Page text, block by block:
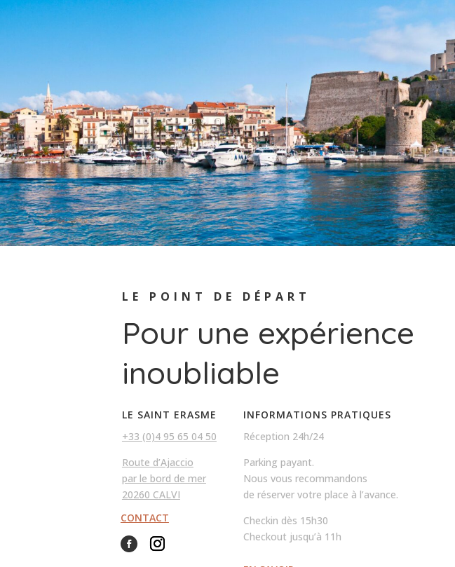
LE POINT DE DÉPART
Pour une expérience
inoubliable
LE SAINT ERASME
+33 (0)4 95 65 04 50
Route d’Ajaccio
par le bord de mer
20260 CALVI
CONTACT
INFORMATIONS PRATIQUES
Réception 24h/24
Parking payant.
Nous vous recommandons
de réserver votre place à l’avance.
Checkin dès 15h30
Checkout jusqu’à 11h